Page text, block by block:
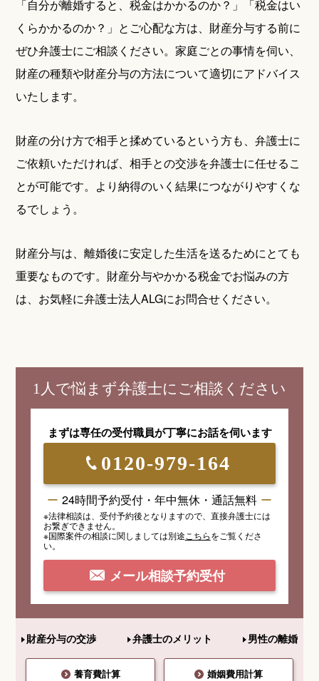
「自分が離婚すると、税金はかかるのか？」「税金はい
くらかかるのか？」とご心配な方は、財産分与する前に
ぜひ弁護士にご相談ください。家庭ごとの事情を伺い、
財産の種類や財産分与の方法について適切にアドバイス
いたします。
財産の分け方で相手と揉めているという方も、弁護士に
ご依頼いただければ、相手との交渉を弁護士に任せるこ
とが可能です。より納得のいく結果につながりやすくな
るでしょう。
財産分与は、離婚後に安定した生活を送るためにとても
重要なものです。財産分与やかかる税金でお悩みの方
は、お気軽に弁護士法人ALGにお問合せください。
1人で悩まず弁護士にご相談ください
まずは専任の受付職員が丁寧にお話を伺います
0120-979-164
24時間予約受付・年中無休・通話無料
※法律相談は、受付予約後となりますので、 直接弁護士には
お繋ぎできません。
※国際案件の相談に関しましては別途 こちらをご覧くださ
い。
メール相談予約受付
財産分与の交渉 弁護士のメリット 男性の離婚
養育費計算 婚姻費用計算